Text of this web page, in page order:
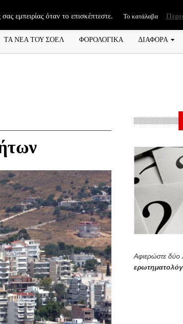
ΤΑ ΝΕΑ ΤΟΥ ΣΟΕΛ ΦΟΡΟΛΟΓΙΚΑ ΔΙΑΦΟΡΑ
Αφιερώστε δύο
εμπειρίας όταν το επισκέπτεστε. Το κατάλαβα